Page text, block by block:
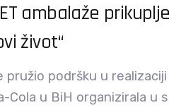
ambalaže
život“
pružio podršku u
Cola u BiH organizirala u